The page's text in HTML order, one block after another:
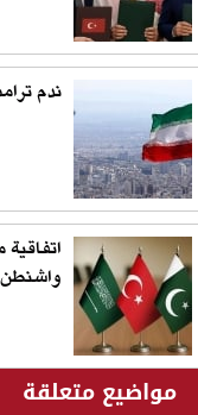
ندم
واشنطن
مواضيع متعلقة